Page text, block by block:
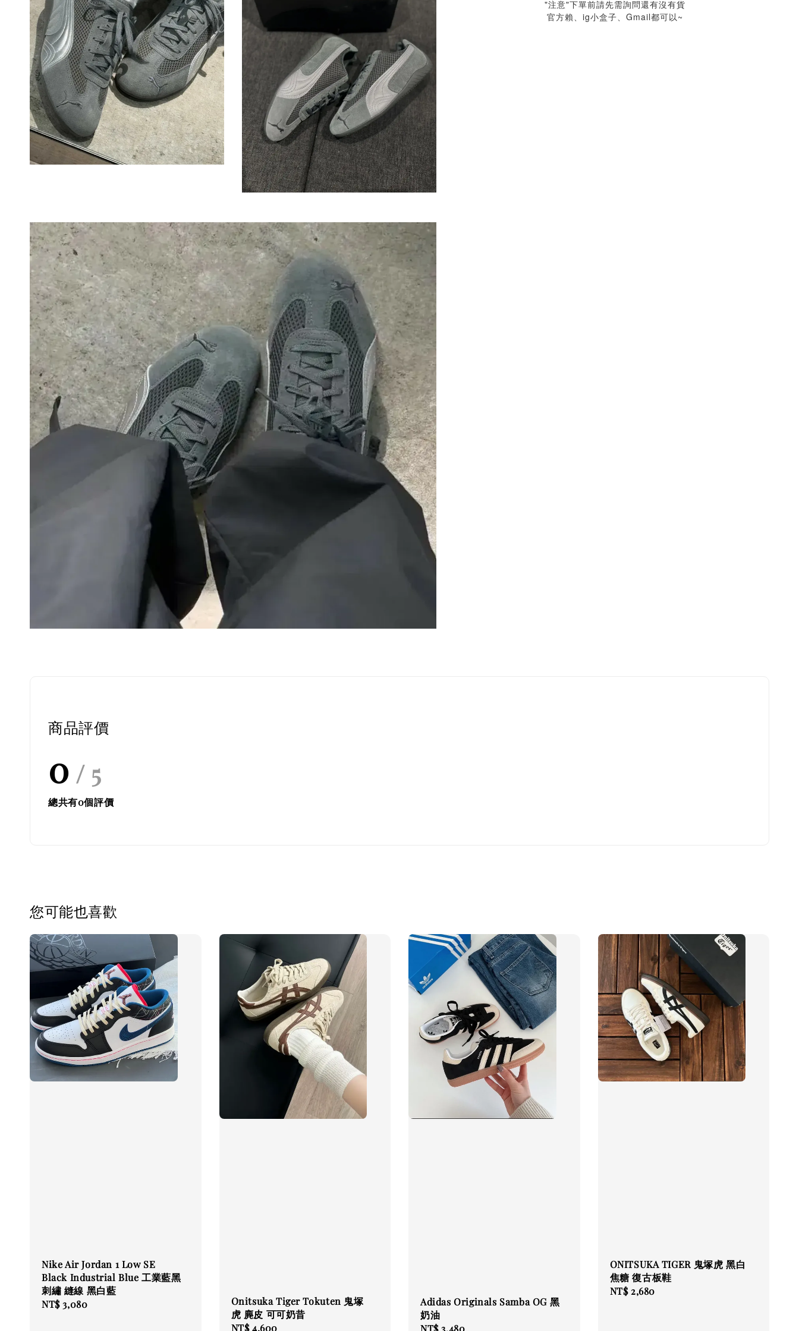
"注意"下單前請先需詢問還有沒有貨
官方賴、ig小盒子、Gmail都可以~
商品評價
0 / 5
總共有0個評價
您可能也喜歡
Nike Air Jordan 1 Low SE
Black Industrial Blue 工業藍黑
刺繡 縫線 黑白藍
Regular
NT$ 3,080
Onitsuka Tiger Tokuten 鬼塚
虎 麂皮 可可奶昔
Regular
NT$ 4,600
Adidas Originals Samba OG 黑
奶油
Regular
NT$ 3,480
ONITSUKA TIGER 鬼塚虎 黑白
焦糖 復古板鞋
Regular
NT$ 2,680